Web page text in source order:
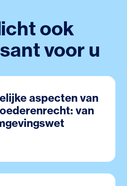
ook
voor u
aspecten van
van